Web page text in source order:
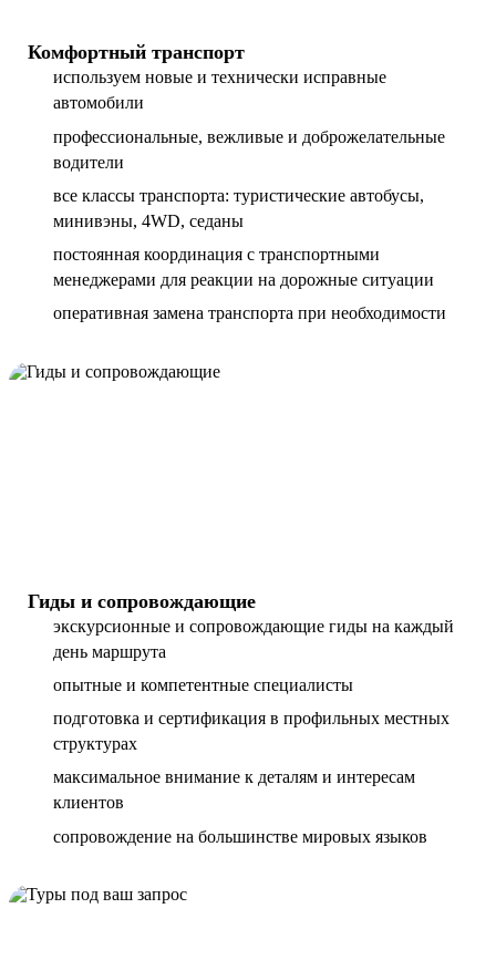
Комфортный транспорт
используем новые и технически исправные
автомобили
профессиональные, вежливые и доброжелательные
водители
все классы транспорта: туристические автобусы,
минивэны, 4WD, седаны
постоянная координация с транспортными
менеджерами для реакции на дорожные ситуации
оперативная замена транспорта при необходимости
Гиды и сопровождающие
экскурсионные и сопровождающие гиды на каждый
день маршрута
опытные и компетентные специалисты
подготовка и сертификация в профильных местных
структурах
максимальное внимание к деталям и интересам
клиентов
сопровождение на большинстве мировых языков